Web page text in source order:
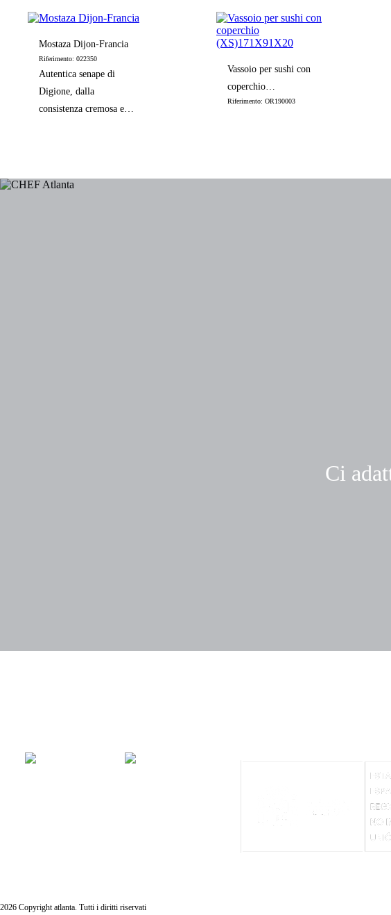
croccante e ha una crosta
giallo oro.
Mostaza Dijon-Francia
Riferimento: 022350
Autentica senape di
Digione, dalla
consistenza cremosa e
Vassoio per sushi con
coperchio
(XS)171X91X20
Riferimento: OR190003
Ci
2026 Copyright atlanta. Tutti i diritti riservati